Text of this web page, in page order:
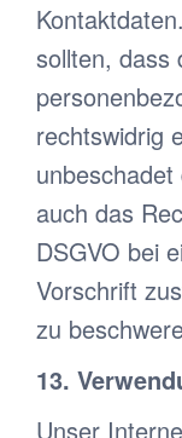
sollten, dass
rechtswidrig
auch das
DSGVO bei
Vorschrift
zu
13.
Unser